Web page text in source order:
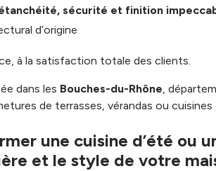
sécurité et finition
d’origine
à la satisfaction totale des clients.
dans les Bouches-du-Rhône,
de terrasses, vérandas ou cuisines
une cuisine d’été ou
et le style de votre